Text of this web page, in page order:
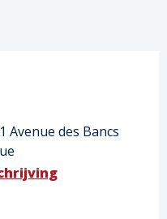
Avenue des Bancs